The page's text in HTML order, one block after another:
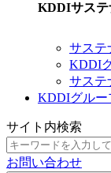
KDDIサステ
サステ
KDDI
サステ
KDDIグルー
サイト内検索
お問い合わせ